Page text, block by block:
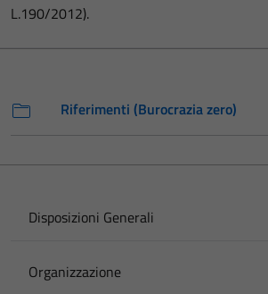
L.190/2012).
Riferimenti (Burocrazia zero)
Disposizioni Generali
Organizzazione